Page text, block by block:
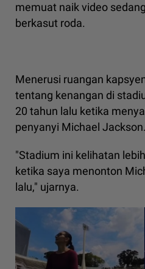
memuat naik video
berkasut roda.
Menerusi ruangan
tentang kenangan di
20 tahun lalu ketika
penyanyi Michael Jackson.
"Stadium ini kelihatan
ketika saya menonton
lalu," ujarnya.